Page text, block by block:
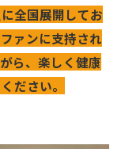
全国展開してお
ァンに支持され
ら、楽しく健康
ださい。